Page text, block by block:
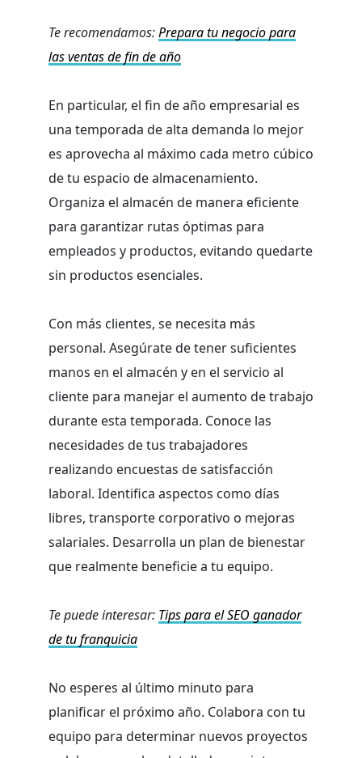
Te recomendamos:Prepara tu negocio para
las ventas de fin de año
En particular, el fin de año empresarial es
una temporada de alta demanda lo mejor
es aprovecha al máximo cada metro cúbico
de tu espacio de almacenamiento.
Organiza el almacén de manera eficiente
para garantizar rutas óptimas para
empleados y productos, evitando quedarte
sin productos esenciales.
Con más clientes, se necesita más
personal. Asegúrate de tener suficientes
manos en el almacén y en el servicio al
cliente para manejar el aumento de trabajo
durante esta temporada. Conoce las
necesidades de tus trabajadores
realizando encuestas de satisfacción
laboral. Identifica aspectos como días
libres, transporte corporativo o mejoras
salariales. Desarrolla un plan de bienestar
que realmente beneficie a tu equipo.
Te puede interesar: Tips para el SEO ganador
de tu franquicia
No esperes al último minuto para
planificar el próximo año. Colabora con tu
equipo para determinar nuevos proyectos